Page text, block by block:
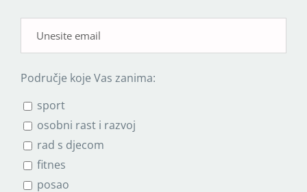
Područje koje Vas zanima:
sport
osobni rast i razvoj
rad s djecom
fitnes
posao